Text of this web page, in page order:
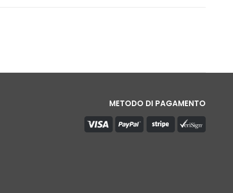
METODO DI PAGAMENTO